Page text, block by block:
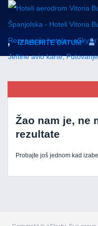
, IZABERITE DATUM
Žao nam je, ne
rezultate
Probajte još jednom kad